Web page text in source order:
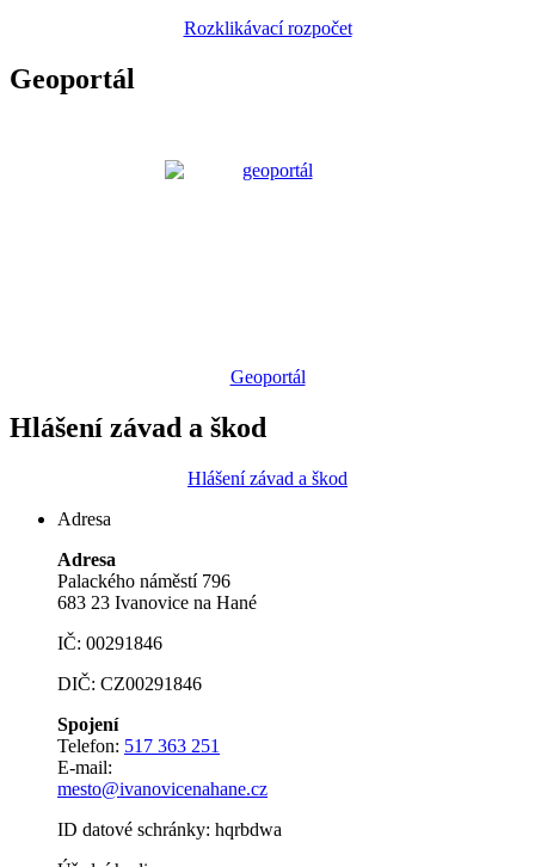
Rozklikávací rozpočet
Geoportál
Geoportál
Hlášení závad a škod
Hlášení závad a škod
Adresa
Adresa
Palackého náměstí 796
683 23 Ivanovice na Hané
IČ: 00291846
DIČ: CZ00291846
Spojení
Telefon: 517 363 251
E-mail:
mesto@ivanovicenahane.cz
ID datové schránky: hqrbdwa